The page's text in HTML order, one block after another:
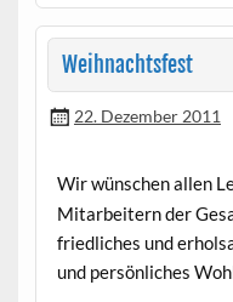
Weihnachtsfest
22. Dezember 2011
Wir wünschen allen
Mitarbeitern der
friedliches und
und persönliches